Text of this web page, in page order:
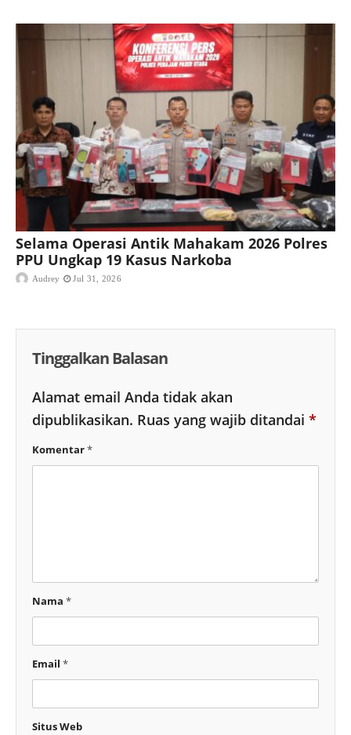
Selama Operasi Antik Mahakam 2026 Polres
PPU Ungkap 19 Kasus Narkoba
Audrey Jul 31, 2026
Tinggalkan Balasan
Alamat email Anda tidak akan
dipublikasikan. Ruas yang wajib ditandai *
Komentar*
Nama *
Email *
Situs Web